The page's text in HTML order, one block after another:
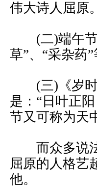
伟大诗人屈原。
(二)端午节
草”、“采杂药
(三)《岁时
是：“日叶正
节又可称为天
而众多说法
屈原的人格艺
他。